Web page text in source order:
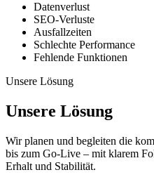
Datenverlust
SEO-Verluste
Ausfallzeiten
Schlechte Performance
Fehlende Funktionen
Unsere Lösung
Unsere Lösung
Wir planen und begleiten die
bis zum Go-Live – mit klarem
Erhalt und Stabilität.